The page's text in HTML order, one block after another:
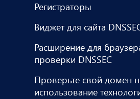
Регистраторы
Виджет для сайта
Расширение для
проверки DNSSEC
Проверьте свой домен
использование